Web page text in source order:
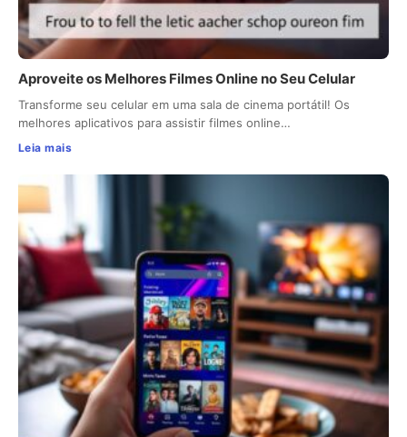
Aproveite os Melhores Filmes Online no Seu Celular
Transforme seu celular em uma sala de cinema portátil! Os
melhores aplicativos para assistir filmes online…
Leia mais